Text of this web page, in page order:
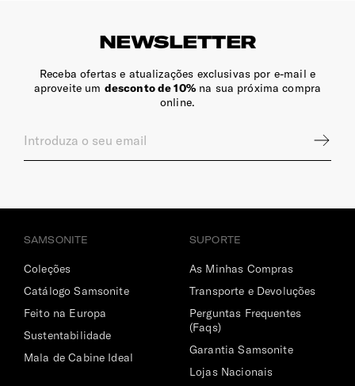
NEWSLETTER
Receba ofertas e atualizações exclusivas por e-mail e
aproveite um desconto de 10%na sua próxima compra
online.
SAMSONITE
Coleções
Catálogo Samsonite
Feito na Europa
Sustentabilidade
Mala de Cabine Ideal
SUPORTE
As Minhas Compras
Transporte e Devoluções
Perguntas Frequentes
(Faqs)
Garantia Samsonite
Lojas Nacionais